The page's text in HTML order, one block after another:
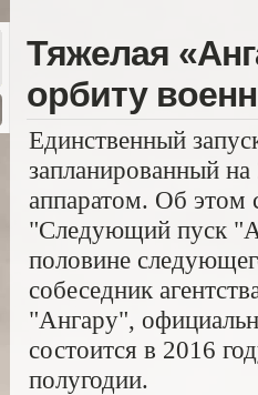
Тяжелая
орбиту
Единственный
запланированный
аппаратом. Об этом
"Следующий пуск
половине
собеседник
"Ангару",
состоится в 2016
полугодии.